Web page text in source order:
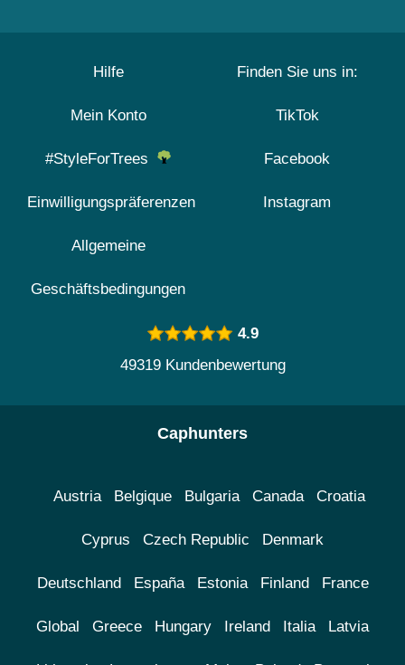
Hilfe
Mein Konto
#StyleForTrees
Einwilligungspräferenzen
Allgemeine
Geschäftsbedingungen
Finden Sie uns in:
TikTok
Facebook
Instagram
4.9
49319 Kundenbewertung
Caphunters
Austria Belgique Bulgaria Canada Croatia
Cyprus Czech Republic Denmark
Deutschland España Estonia Finland France
Global Greece Hungary Ireland Italia Latvia